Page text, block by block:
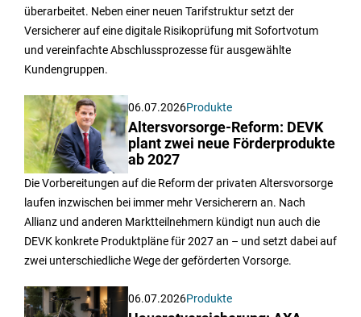
überarbeitet. Neben einer neuen Tarifstruktur setzt der
Versicherer auf eine digitale Risikoprüfung mit Sofortvotum
und vereinfachte Abschlussprozesse für ausgewählte
Kundengruppen.
06.07.2026Produkte
Altersvorsorge-Reform: DEVK
plant zwei neue Förderprodukte
ab 2027
Die Vorbereitungen auf die Reform der privaten Altersvorsorge
laufen inzwischen bei immer mehr Versicherern an. Nach
Allianz und anderen Marktteilnehmern kündigt nun auch die
DEVK konkrete Produktpläne für 2027 an – und setzt dabei auf
zwei unterschiedliche Wege der geförderten Vorsorge.
06.07.2026Produkte